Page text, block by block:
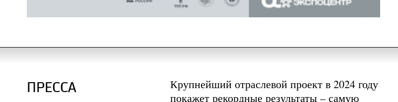
Крупнейший отраслевой проект в 2024 году
покажет рекордные результаты – самую
ПРЕССА